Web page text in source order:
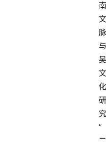
南
文
脉
与
吴
文
化
研
究
”